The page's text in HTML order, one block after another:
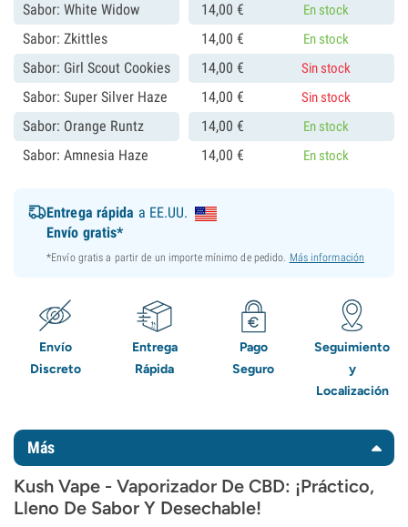
Sabor: White Widow 14,00 € En stock
Sabor: Zkittles 14,00 € En stock
Sabor: Girl Scout Cookies 14,00 € Sin stock
Sabor: Super Silver Haze 14,00 € Sin stock
Sabor: Orange Runtz 14,00 € En stock
Sabor: Amnesia Haze 14,00 € En stock
Entrega rápida a EE.UU.
Envío gratis*
*Envío gratis a partir de un importe mínimo de pedido. Más información
Envío
Discreto
Entrega
Rápida
Pago
Seguro
Seguimiento
y
Localización
Más
Kush Vape - Vaporizador De CBD: ¡Práctico,
Lleno De Sabor Y Desechable!